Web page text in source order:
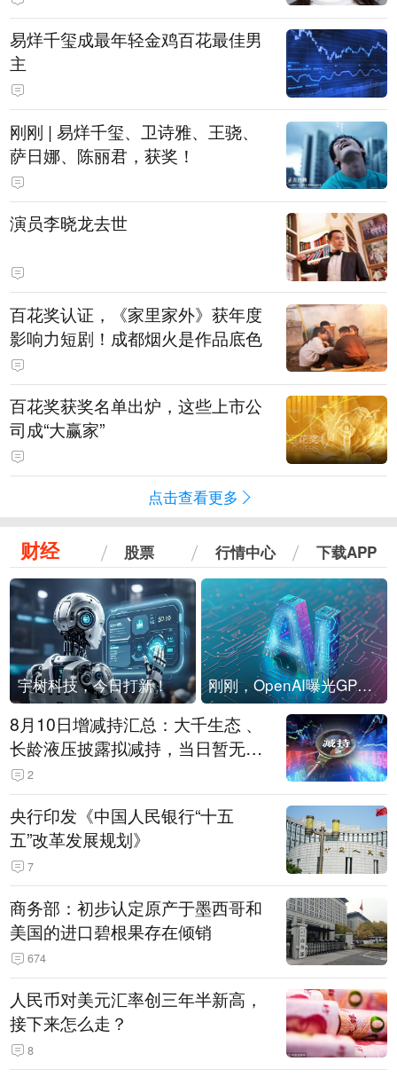
易烊千玺成最年轻金鸡百花最佳男
主
刚刚 | 易烊千玺、卫诗雅、王骁、
萨日娜、陈丽君，获奖！
演员李晓龙去世
百花奖认证，《家里家外》获年度
影响力短剧！成都烟火是作品底色
百花奖获奖名单出炉，这些上市公
司成“大赢家”
点击查看更多
财经 股票 行情中心 下载APP
宇树科技，今日打新！ 刚刚，OpenAI曝光GPT-6！传10万亿参数，8月强行发布
8月10日增减持汇总：大千生态 、
长龄液压披露拟减持，当日暂无A
股增持（表）
2
央行印发《中国人民银行“十五
五”改革发展规划》
7
商务部：初步认定原产于墨西哥和
美国的进口碧根果存在倾销
674
人民币对美元汇率创三年半新高，
接下来怎么走？
8